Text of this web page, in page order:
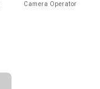
Camera Operator